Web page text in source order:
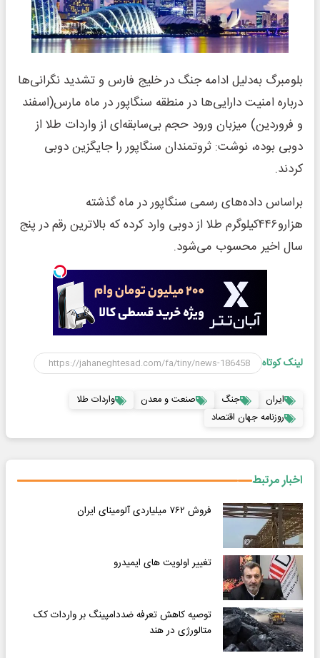
بلومبرگ به‌دلیل ادامه جنگ در خلیج فارس و تشدید نگرانی‌ها
درباره امنیت دارایی‌ها در منطقه سنگاپور در ماه مارس(اسفند
و فروردین) میزبان ورود حجم بی‌سابقه‌ای از واردات طلا از
دوبی بوده، نوشت: ثروتمندان سنگاپور را جایگزین دوبی
کردند.
براساس داده‌های رسمی سنگاپور در ماه گذشته
‌هزارو۴۴۶کیلوگرم طلا از دوبی وارد کرده که بالاترین رقم در پنج
سال اخیر محسوب می‌شود.
لینک کوتاه
ایران جنگ صنعت و معدن
واردات طلا
روزنامه جهان اقتصاد
اخبار مرتبط
فروش ۷۶۲ میلیاردی آلومینای ایران
تغییر اولویت های ایمیدرو
توصیه کاهش تعرفه ضددامپینگ بر واردات کک
متالورژی در هند